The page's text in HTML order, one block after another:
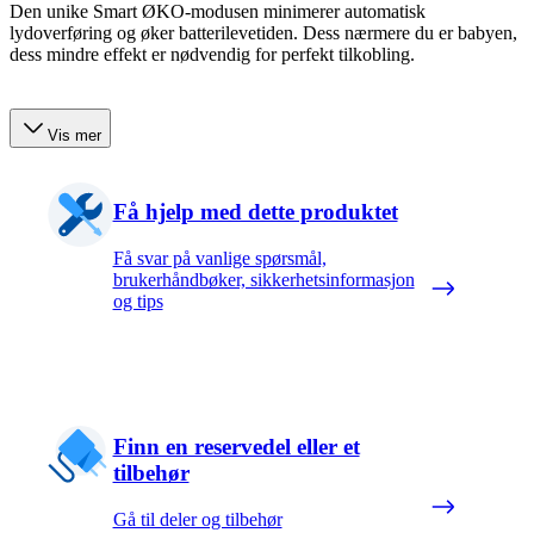
Den unike Smart ØKO-modusen minimerer automatisk
lydoverføring og øker batterilevetiden. Dess nærmere du er babyen,
dess mindre effekt er nødvendig for perfekt tilkobling.
Vis mer
Få hjelp med dette produktet
Få svar på vanlige spørsmål,
brukerhåndbøker, sikkerhetsinformasjon
og tips
Finn en reservedel eller et
tilbehør
Gå til deler og tilbehør